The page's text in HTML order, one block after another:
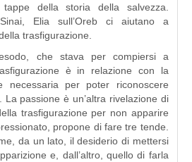
della storia della salvezza.
Elia sull’Oreb ci aiutano a
trasfigurazione.
che stava per compiersi a
è in relazione con la
necessaria per poter riconoscere
passione è un’altra rivelazione di
trasfigurazione per non apparire
propone di fare tre tende.
da un lato, il desiderio di mettersi
e, dall’altro, quello di farla